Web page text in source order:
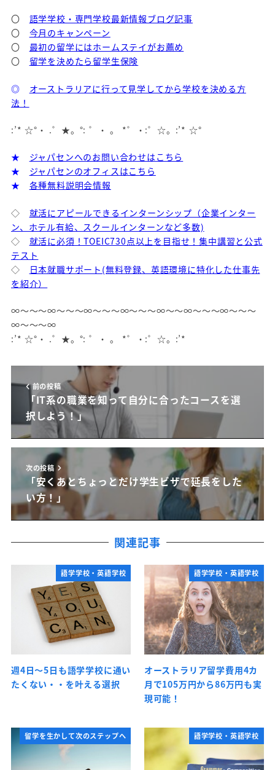
〇 語学学校・専門学校最新情報ブログ記事
〇 今月のキャンペーン
〇 最初の留学にはホームステイがお薦め
〇 留学を決めたら留学生保険
◎
オーストラリアに行って見学してから学校を決める方
法！
:’* ☆°・ .゜★。°: ゜・ 。 *゜・:゜☆。:’* ☆°
★
ジャパセンへのお問い合わせはこちら
★
ジャパセンのオフィスはこちら
★
各種無料説明会情報
◇ 就活にアピールできるインターンシップ（企業インター
ン、ホテル有給、スクールインターンなど多数)
◇ 就活に必須！TOEIC730点以上を目指せ！集中講習と公式
テスト
◇
日本就職サポート(無料登録、英語環境に特化した仕事先
を紹介）
∞～～～∞～～～∞～～～∞～～～∞～～∞～～～∞～～～
∞～～～∞
:’* ☆°・ .゜★。°: ゜・ 。 *゜・:゜☆。:’*
前の投稿
「IT系の職業を知って自分に合ったコースを選
択しよう！」
次の投稿
「安くあとちょっとだけ学生ビザで延長をした
い方！」
関連記事
語学学校・英語学校
週4日～5日も語学学校に通い
たくない・・を叶える選択
語学学校・英語学校
オーストラリア留学費用4カ
月で105万円から86万円も実
現可能！
留学を生かして次のステップへ 語学学校・英語学校